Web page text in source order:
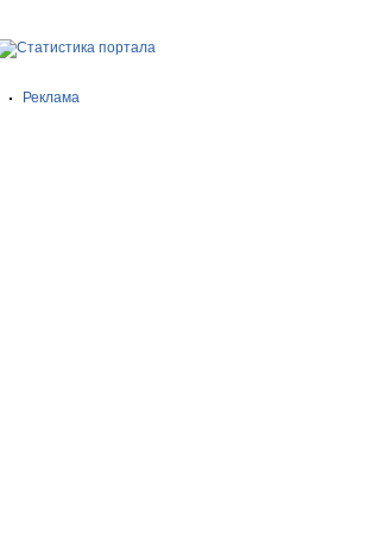
Реклама